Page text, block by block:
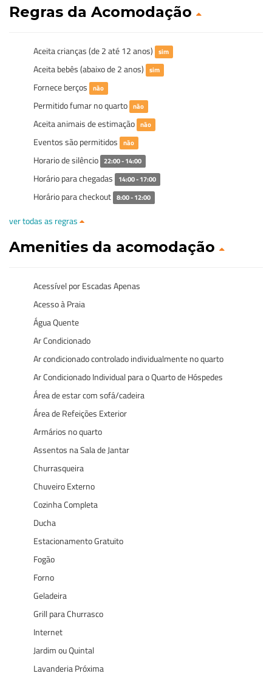
Regras da Acomodação
Aceita crianças (de 2 até 12 anos) sim
Aceita bebês (abaixo de 2 anos) sim
Fornece berços não
Permitido fumar no quarto não
Aceita animais de estimação não
Eventos são permitidos não
Horario de silêncio 22:00 - 14:00
Horário para chegadas 14:00 - 17:00
Horário para checkout 8:00 - 12:00
ver todas as regras
Amenities da acomodação
Acessível por Escadas Apenas
Acesso à Praia
Água Quente
Ar Condicionado
Ar condicionado controlado individualmente no quarto
Ar Condicionado Individual para o Quarto de Hóspedes
Área de estar com sofá/cadeira
Área de Refeições Exterior
Armários no quarto
Assentos na Sala de Jantar
Churrasqueira
Chuveiro Externo
Cozinha Completa
Ducha
Estacionamento Gratuito
Fogão
Forno
Geladeira
Grill para Churrasco
Internet
Jardim ou Quintal
Lavanderia Próxima